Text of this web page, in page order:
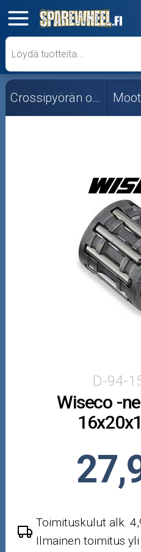
✕
Mopon osat
Skootterin osat
Crossipyörän osat
Moottorikelkan osat
Mopoauton osat
Mönkijän osat
Puutarha ja metsä
Öljyt ja kemikaalit
Outlet-tuotteet
Crossipyörän osat
D-94-
Wiseco -
Toimituskulut alk.
Ilmainen toimitus